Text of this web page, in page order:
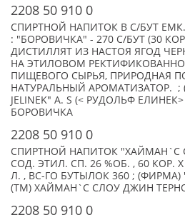
2208 50 910 0
СПИРТНОЙ НАПИТОК В С/БУТ ЕМК.
: "БОРОВИЧКА" - 270 C/БУТ (30
ДИСТИЛЛЯТ ИЗ НАСТОЯ ЯГОД
НА ЭТИЛОВОМ
ПИЩЕВОГО СЫРЬЯ, ПРИРОДНАЯ
НАТУРАЛЬНЫЙ АРОМАТИЗАТОР. ;
JELINEK" A. S (< РУДОЛЬФ
БОРОВИЧКА
2208 50 910 0
СПИРТНОЙ НАПИТОК "ХАЙМАН`С
СОД. ЭТИЛ. СП. 26 %ОБ. , 60 КОР.
Л. , ВС-ГО БУТЫЛОК 360 ;
(TM) ХАЙМАН`С СЛОУ ДЖИН
2208 50 910 0